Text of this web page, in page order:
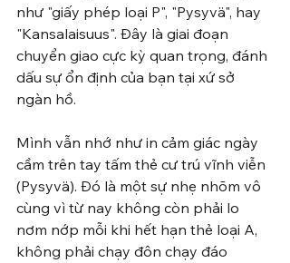
như "giấy phép loại P", "Pysyvä", hay
"Kansalaisuus". Đây là giai đoạn
chuyển giao cực kỳ quan trọng, đánh
dấu sự ổn định của bạn tại xứ sở
ngàn hồ.
Mình vẫn nhớ như in cảm giác ngày
cầm trên tay tấm thẻ cư trú vĩnh viễn
(Pysyvä). Đó là một sự nhẹ nhõm vô
cùng vì từ nay không còn phải lo
nơm nớp mỗi khi hết hạn thẻ loại A,
không phải chạy đôn chạy đáo